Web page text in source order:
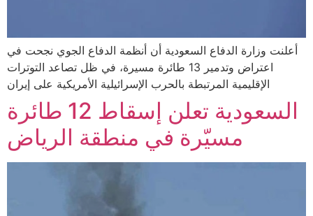
أعلنت وزارة الدفاع السعودية أن أنظمة الدفاع الجوي نجحت في
اعتراض وتدمير 13 طائرة مسيرة، في ظل تصاعد التوترات
الإقليمية المرتبطة بالحرب الإسرائيلية الأمريكية على إيران
السعودية تعلن إسقاط 12 طائرة
مسيّرة في منطقة الرياض